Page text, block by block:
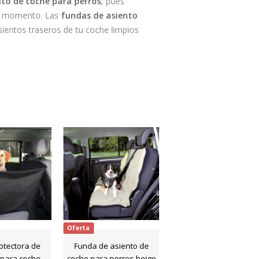
Las fundas de asiento
traseros de tu coche limpios
de
Oferta
Funda de asiento de